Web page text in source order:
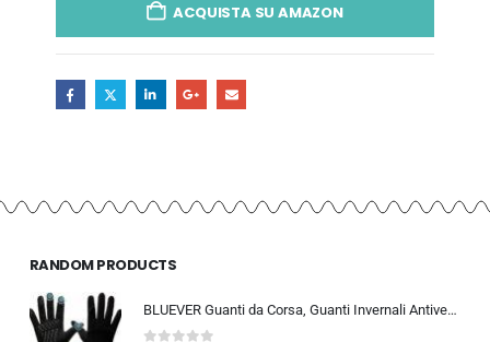
ACQUISTA SU AMAZON
RANDOM PRODUCTS
BLUEVER Guanti da Corsa, Guanti Invernali Antivento Touchscreen Guanti Sportivi Caldi Antiscivolo Idrorepellenti per Uomo Don